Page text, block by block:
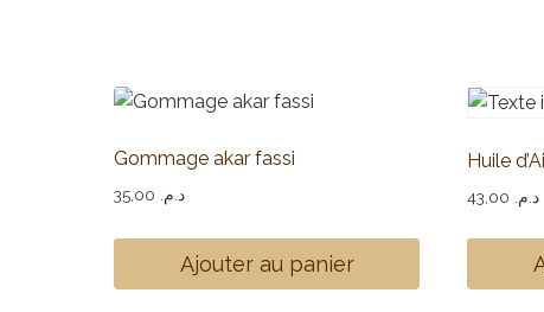
Gommage akar fassi
د.م.
Ajouter au panier
Huile
د.م.